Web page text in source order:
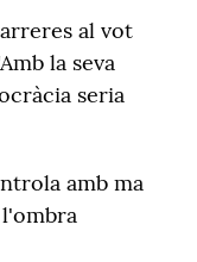
al vot
la seva
seria
amb ma